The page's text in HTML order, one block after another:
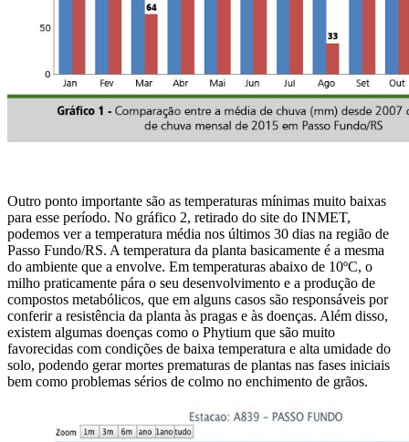
Outro ponto importante são as temperaturas mínimas muito baixas
para esse período. No gráfico 2, retirado do site do INMET,
podemos ver a temperatura média nos últimos 30 dias na região de
Passo Fundo/RS. A temperatura da planta basicamente é a mesma
do ambiente que a envolve. Em temperaturas abaixo de 10ºC, o
milho praticamente pára o seu desenvolvimento e a produção de
compostos metabólicos, que em alguns casos são responsáveis por
conferir a resistência da planta às pragas e às doenças. Além disso,
existem algumas doenças como o Phytium que são muito
favorecidas com condições de baixa temperatura e alta umidade do
solo, podendo gerar mortes prematuras de plantas nas fases iniciais
bem como problemas sérios de colmo no enchimento de grãos.